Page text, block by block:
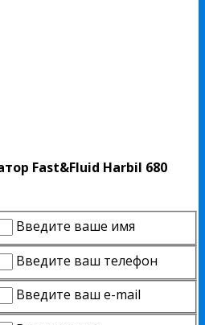
Fast&Fluid Harbil 680
Введите ваше имя
Введите ваш телефон
Введите ваш e-mail